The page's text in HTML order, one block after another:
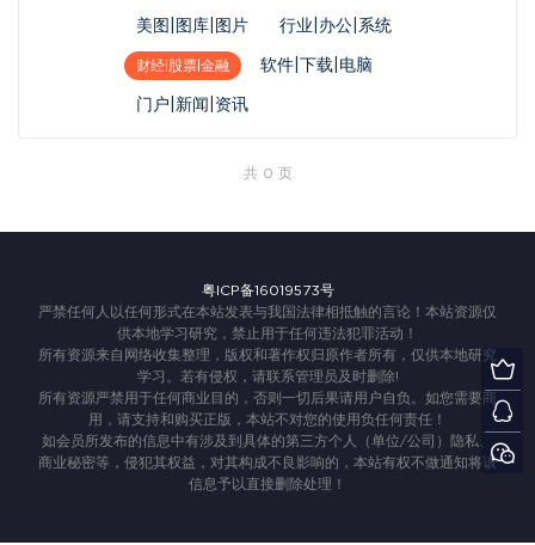
美图|图库|图片 行业|办公|系统
财经|股票|金融 软件|下载|电脑
门户|新闻|资讯
共 0 页
粤ICP备16019573号
严禁任何人以任何形式在本站发表与我国法律相抵触的言论！本站资源仅
供本地学习研究，禁止用于任何违法犯罪活动！
所有资源来自网络收集整理，版权和著作权归原作者所有，仅供本地研究
学习。若有侵权，请联系管理员及时删除!
所有资源严禁用于任何商业目的，否则一切后果请用户自负。如您需要商
用，请支持和购买正版，本站不对您的使用负任何责任！
如会员所发布的信息中有涉及到具体的第三方个人（单位/公司）隐私、
商业秘密等，侵犯其权益，对其构成不良影响的，本站有权不做通知将该
信息予以直接删除处理！